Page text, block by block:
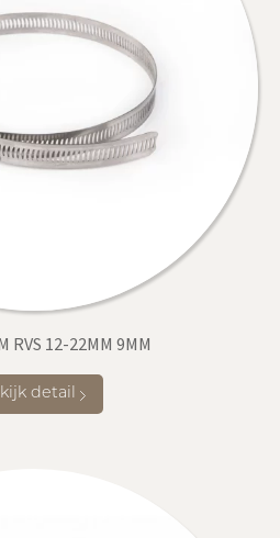
RVS 12-22MM 9MM
detail